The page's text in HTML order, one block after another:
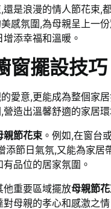
是浪漫的情人節花束,
感氛圍,為母親呈上一
添幸福和溫暖。
窗擺設技巧
愛意,更能成為整個家
造出溫馨舒適的家居
親節花束。例如,在窗台
節日氣氛,又能為家居
品位的居家氛圍。
他重要區域擺放母親節
母親的孝心和感激之